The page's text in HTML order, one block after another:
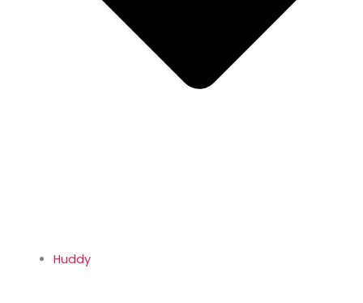
Huddy